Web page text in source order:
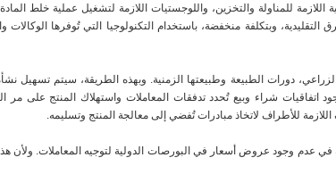
للمناولة والتخزين، واللوجستيات اللازمة لتشغيل عملية خلط
وبتكلفة منخفضة، باستخدام التكنولوجيا التي تُوفرها الوكالات
دورات الطبيعة وطبيعتها الزمنية. وبهذه الطريقة، سيتم تسهيل
شراء وبيع تُحدد تدفقات المعاملات واستهلاك المنتج على مر
للأطراف لاتخاذ مبادرات تُفضي إلى معالجة المنتج وتسليمه.
عدم وجود عروض أسعار في البورصات الدولية لتوجيه المعاملات. ولأن